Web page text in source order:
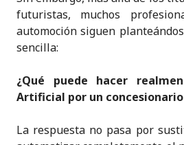
futuristas, muchos
automoción siguen
sencilla:
¿Qué puede hacer
Artificial por un
La respuesta no pasa por